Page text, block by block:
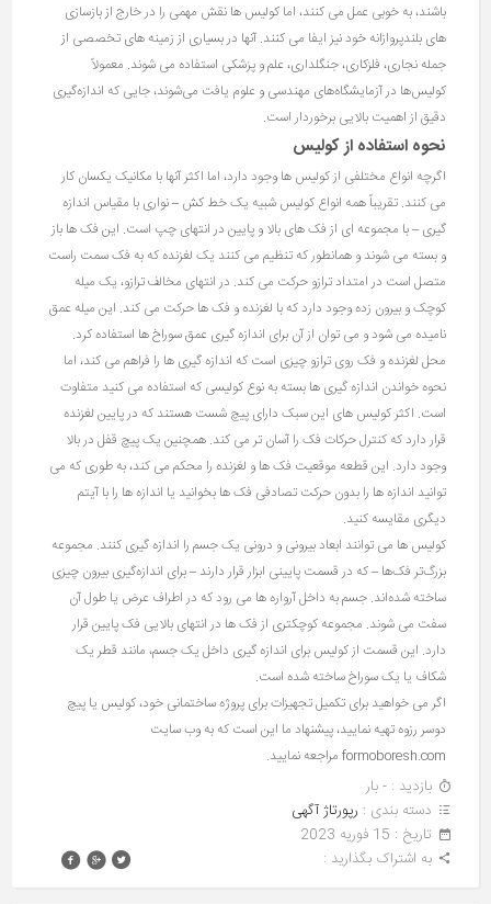
باشند، به خوبی عمل می کنند، اما کولیس ها نقش مهمی را در خارج از بازسازی
های بلندپروازانه خود نیز ایفا می کنند. آنها در بسیاری از زمینه های تخصصی از
جمله نجاری، فلزکاری، جنگلداری، علم و پزشکی استفاده می شوند. معمولاً
کولیس‌ها در آزمایشگاه‌های مهندسی و علوم یافت می‌شوند، جایی که اندازه‌گیری
دقیق از اهمیت بالایی برخوردار است.
نحوه استفاده از کولیس
اگرچه انواع مختلفی از کولیس ها وجود دارد، اما اکثر آنها با مکانیک یکسان کار
می کنند. تقریباً همه انواع کولیس شبیه یک خط کش – نواری با مقیاس اندازه
گیری – با مجموعه ای از فک های بالا و پایین در انتهای چپ است. این فک ها باز
و بسته می شوند و همانطور که تنظیم می کنند یک لغزنده که به فک سمت راست
متصل است در امتداد ترازو حرکت می کند. در انتهای مخالف ترازو، یک میله
کوچک و بیرون زده وجود دارد که با لغزنده و فک ها حرکت می کند. این میله عمق
نامیده می شود و می توان از آن برای اندازه گیری عمق سوراخ ها استفاده کرد.
محل لغزنده و فک روی ترازو چیزی است که اندازه گیری ها را فراهم می کند، اما
نحوه خواندن اندازه گیری ها بسته به نوع کولیسی که استفاده می کنید متفاوت
است. اکثر کولیس های این سبک دارای پیچ شست هستند که در پایین لغزنده
قرار دارد که کنترل حرکات فک را آسان تر می کند. همچنین یک پیچ قفل در بالا
وجود دارد. این قطعه موقعیت فک ها و لغزنده را محکم می کند، به طوری که می
توانید اندازه ها را بدون حرکت تصادفی فک ها بخوانید یا اندازه ها را با آیتم
دیگری مقایسه کنید.
کولیس ها می توانند ابعاد بیرونی و درونی یک جسم را اندازه گیری کنند. مجموعه
بزرگ‌تر فک‌ها – که در قسمت پایینی ابزار قرار دارند – برای اندازه‌گیری بیرون چیزی
ساخته شده‌اند. جسم به داخل آرواره ها می رود که در اطراف عرض یا طول آن
سفت می شوند. مجموعه کوچکتری از فک ها در انتهای بالایی فک پایین قرار
دارد. این قسمت از کولیس برای اندازه گیری داخل یک جسم، مانند قطر یک
شکاف یا یک سوراخ ساخته شده است.
اگر می خواهید برای تکمیل تجهیزات برای پروژه ساختمانی خود، کولیس یا پیچ
دوسر رزوه تهیه نمایید، پیشنهاد ما این است که به وب سایت
formoboresh.com مراجعه نمایید.
بازدید : - بار
دسته بندی : رپورتاژ آگهی
تاريخ : 15 فوریه 2023
به اشتراک بگذارید :